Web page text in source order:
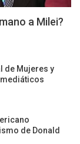
a Milei?
de Mujeres y
de Donald